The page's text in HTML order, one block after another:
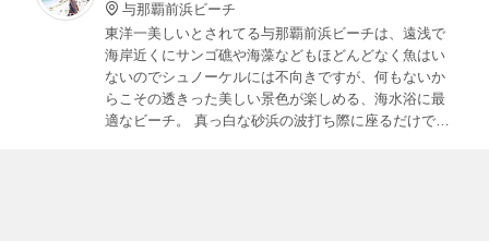
与那覇前浜ビーチ
東洋一美しいとされてる与那覇前浜ビーチは、遠浅で
海岸近くにサンゴ礁や海藻などもほどんどなく魚はい
ないのでシュノーケルには不向きですが、何もないか
らこその透きった美しい景色が楽しめる、海水浴に最
適なビーチ。 真っ白な砂浜の波打ち際に座るだけでも